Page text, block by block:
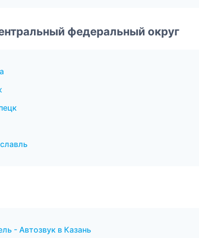
федеральный округ
- Автозвук в Казань